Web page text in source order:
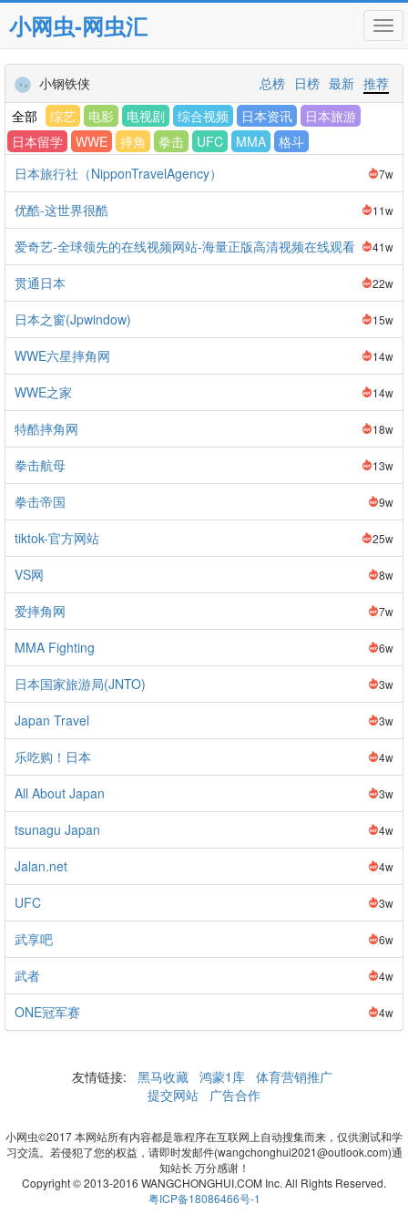
小网虫-网虫汇
小钢铁侠 推荐
最新
日榜
总榜
全部
综艺 电影 电视剧 综合视频 日本资讯
日本旅游
日本留学
WWE 摔角 拳击 UFC MMA
格斗
日本旅行社（NipponTravelAgency）
7w
优酷-这世界很酷 11w
爱奇艺-全球领先的在线视频网站-海量正版高清视频在线观看 41w
贯通日本 22w
日本之窗(Jpwindow) 15w
WWE六星摔角网 14w
WWE之家 14w
特酷摔角网 18w
拳击航母 13w
拳击帝国 9w
tiktok-官方网站 25w
VS网 8w
爱摔角网 7w
MMA Fighting 6w
日本国家旅游局(JNTO) 3w
Japan Travel 3w
乐吃购！日本 4w
All About Japan 3w
tsunagu Japan 4w
Jalan.net 4w
UFC 3w
武享吧 6w
武者 4w
ONE冠军赛 4w
友情链接: 黑马收藏 鸿蒙1库 体育营销推广
提交网站
广告合作
小网虫©2017 本网站所有内容都是靠程序在互联网上自动搜集而来，仅供测试和学
习交流。若侵犯了您的权益，请即时发邮件(wangchonghui2021@outlook.com)通
知站长 万分感谢！
Copyright © 2013-2016 WANGCHONGHUI.COM Inc. All Rights Reserved.
粤ICP备18086466号-1